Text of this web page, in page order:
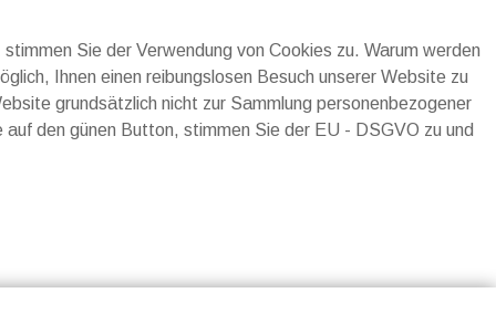
Sie der Verwendung von Cookies zu. Warum werden
Ihnen einen reibungslosen Besuch unserer Website zu
grundsätzlich nicht zur Sammlung personenbezogener
den günen Button, stimmen Sie der EU - DSGVO zu und